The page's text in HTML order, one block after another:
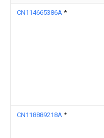
CN114665386A *
CN118889218A *